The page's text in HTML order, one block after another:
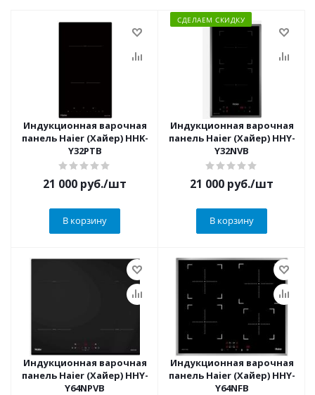
Индукционная варочная
панель Haier (Хайер) HHK-
Y32PTB
21 000 руб./шт
В корзину
СДЕЛАЕМ СКИДКУ
Индукционная варочная
панель Haier (Хайер) HHY-
Y32NVB
21 000 руб./шт
В корзину
Индукционная варочная
панель Haier (Хайер) HHY-
Y64NPVB
Индукционная варочная
панель Haier (Хайер) HHY-
Y64NFB